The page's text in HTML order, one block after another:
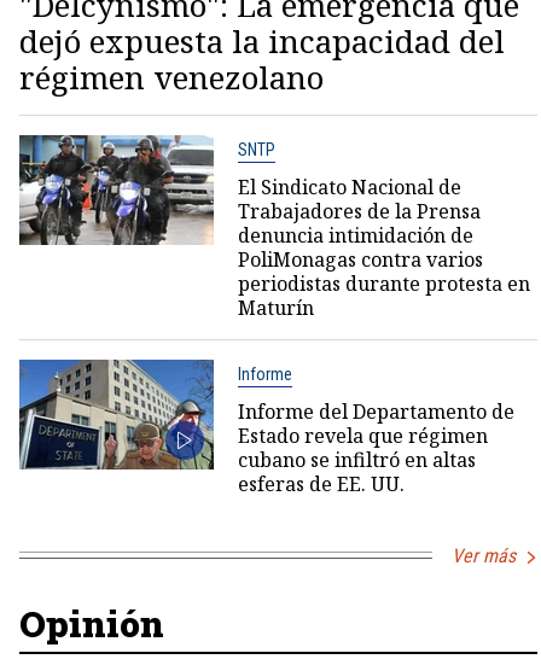
dejó expuesta la incapacidad del
régimen venezolano
SNTP
El Sindicato Nacional de
Trabajadores de la Prensa
denuncia intimidación de
PoliMonagas contra varios
periodistas durante protesta en
Maturín
Informe
Informe del Departamento de
Estado revela que régimen
cubano se infiltró en altas
esferas de EE. UU.
Ver más
Opinión